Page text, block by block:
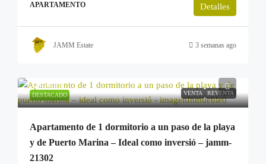
APARTAMENTO Detalles
JAMM Estate 3 semanas ago
DESTACADO VENTA REVENTA
249.900€
Apartamento de 1 dormitorio a un paso de la playa
y de Puerto Marina – Ideal como inversió – jamm-
21302